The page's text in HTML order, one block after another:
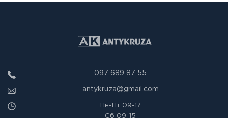
097 689 87 55
antykruza@gmail.com
Пн-Пт09-17
Сб 09-15